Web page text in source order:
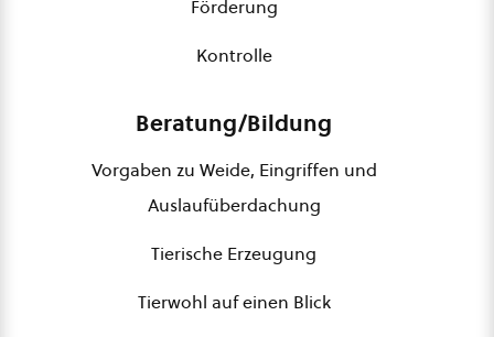
Förderung
Kontrolle
Beratung/Bildung
Vorgaben zu Weide, Eingriffen und
Auslaufüberdachung
Tierische Erzeugung
Tierwohl auf einen Blick